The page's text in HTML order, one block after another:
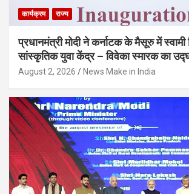
कार्यक्रम राज्य
प्रधानमंत्री मोदी ने कर्नाटक के मैसूरु में स्वामी
सांस्कृतिक युवा केंद्र – विवेका स्मारक का
August 2, 2026 News Make in India